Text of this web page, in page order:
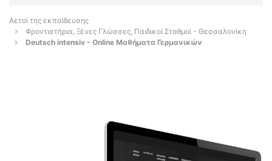
Αετοί της εκπαίδευσης
Φροντιστήρια, Ξένες Γλώσσες, Παιδικοί Σταθμοί - Θεσσαλονίκη
Deutsch intensiv - Online Μαθήματα Γερμανικών